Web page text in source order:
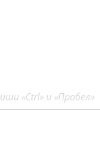
«Ctrl» и «Пробел»